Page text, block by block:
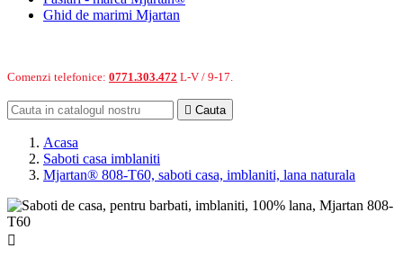
Ghid de marimi Mjartan
Comenzi telefonice: 0771.303.472 L-V / 9-17.
 Cauta
Acasa
Saboti casa imblaniti
Mjartan® 808-T60, saboti casa, imblaniti, lana naturala
